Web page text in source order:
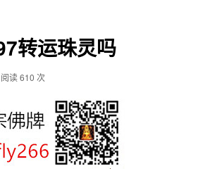
转运珠灵吗
阅读 610 次